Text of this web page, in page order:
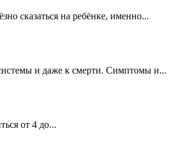
сказаться на ребёнке, именно...
и даже к смерти. Симптомы и...
от 4 до...